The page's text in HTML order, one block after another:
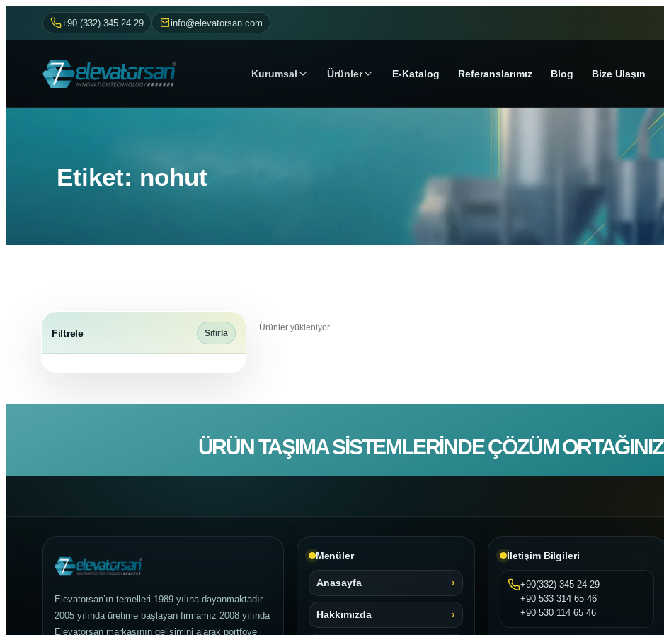
+90 (332) 345 24 29 info@elevatorsan.com
Kurumsal Ürünler E‑Katalog Referanslarımız Blog Bize Ulaşın
Etiket: nohut
Filtrele Sıfırla
Ürünler yükleniyor.
ÜRÜN TAŞIMA SISTEMLERINDE ÇÖZÜM ORTAĞINIZ
Elevatorsan’ın temelleri 1989 yılına dayanmaktadır.
2005 yılında üretime başlayan firmamız 2008 yılında
Elevatorsan markasının gelişimini alarak portföye
Menüler
Anasayfa
Hakkımızda
İletişim Bilgileri
+90(332) 345 24 29
+90 533 314 65 46
+90 530 114 65 46